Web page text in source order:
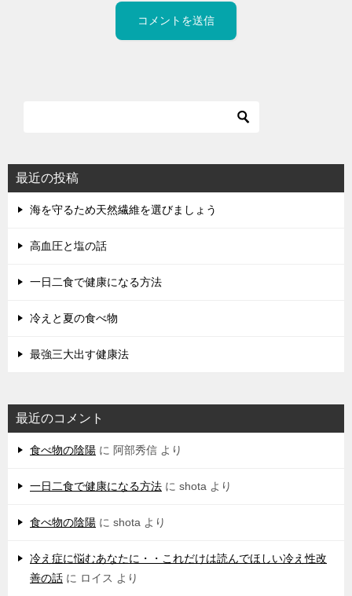
最近の投稿
海を守るため天然繊維を選びましょう
高血圧と塩の話
一日二食で健康になる方法
冷えと夏の食べ物
最強三大出す健康法
最近のコメント
食べ物の陰陽 に 阿部秀信 より
一日二食で健康になる方法 に shota より
食べ物の陰陽 に shota より
冷え症に悩むあなたに・・これだけは読んでほしい冷え性改
善の話 に ロイス より